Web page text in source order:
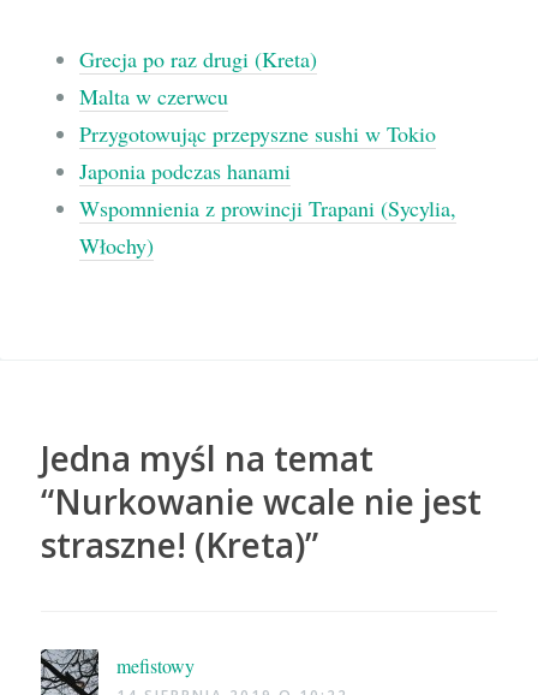
Grecja po raz drugi (Kreta)
Malta w czerwcu
Przygotowując przepyszne sushi w Tokio
Japonia podczas hanami
Wspomnienia z prowincji Trapani (Sycylia,
Włochy)
Jedna myśl na temat
“Nurkowanie wcale nie jest
straszne! (Kreta)”
mefistowy